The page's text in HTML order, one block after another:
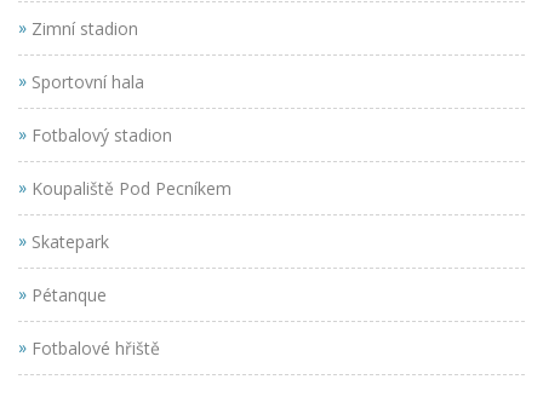
» Zimní stadion
» Sportovní hala
» Fotbalový stadion
» Koupaliště Pod Pecníkem
» Skatepark
» Pétanque
» Fotbalové hřiště